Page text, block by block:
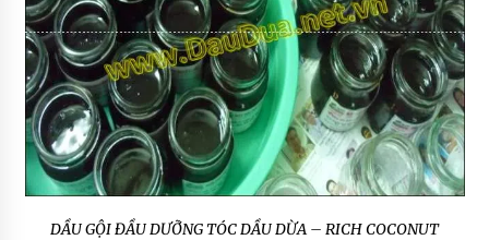
DẦU GỘI ĐẦU DƯỠNG TÓC DẦU DỪA – RICH COCONUT